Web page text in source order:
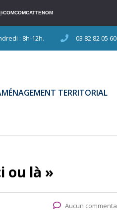
: 8h-12h. 03 82 82 05 60
TERRITORIAL
ou là »
Aucun